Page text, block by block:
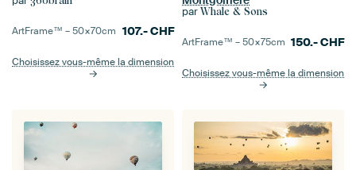
ArtFrame™ –50×70cm 107.-CHF
Choisissez vous-même la dimension
par Whale & Sons
ArtFrame™ –50×75cm 150.-CHF
Choisissez vous-même la dimension